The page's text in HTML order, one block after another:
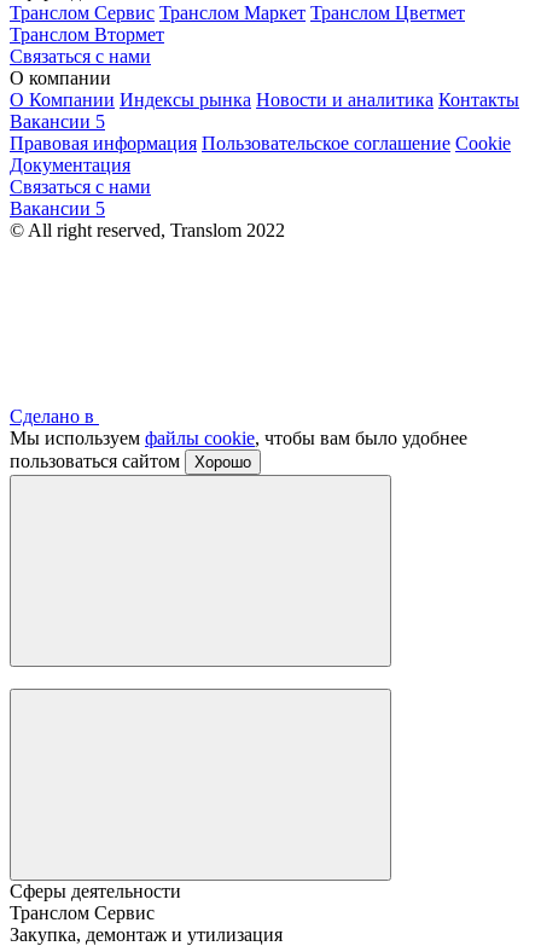
Транслом Сервис Транслом Маркет Транслом Цветмет
Транслом Втормет
Связаться с нами
О компании
О Компании Индексы рынка Новости и аналитика Контакты
Вакансии 5
Правовая информация Пользовательское соглашение Cookie
Документация
Связаться с нами
Вакансии 5
© All right reserved, Translom 2022
Сделано в
Мы используем файлы cookie, чтобы вам было удобнее
пользоваться сайтом
Хорошо
Сферы деятельности
Транслом Сервис
Закупка, демонтаж и утилизация